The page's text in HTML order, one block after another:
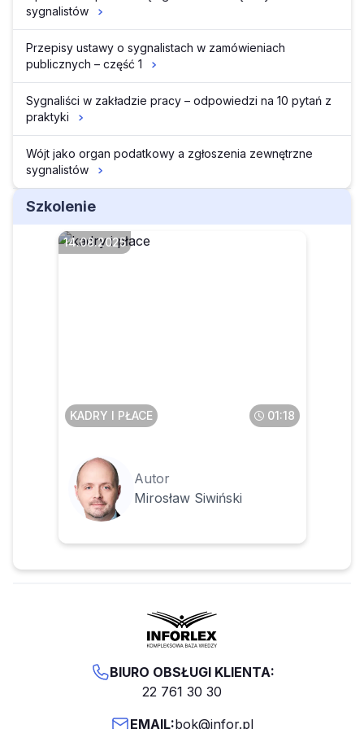
sygnalistów
Przepisy ustawy o sygnalistach w zamówieniach
publicznych – część 1
Sygnaliści w zakładzie pracy – odpowiedzi na 10 pytań z
praktyki
Wójt jako organ podatkowy a zgłoszenia zewnętrzne
sygnalistów
Szkolenie
14.08.2025
KADRY I PŁACE 01:18
Autor
Mirosław Siwiński
BIURO OBSŁUGI KLIENTA:
22 761 30 30
EMAIL:bok@infor.pl